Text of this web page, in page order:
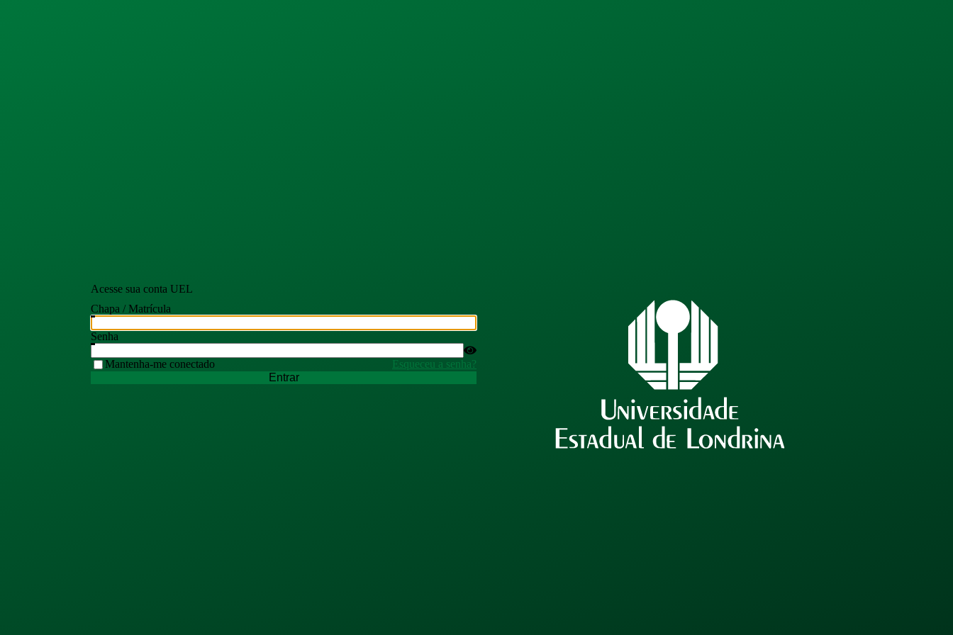
Acesse sua conta UEL
Chapa / Matrícula
Senha
Mantenha-me conectado
Esqueceu a senha?
Entrar